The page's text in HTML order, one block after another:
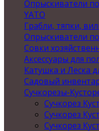
Опрыскиватели
YATO
Грабли, тяпки,
Опрыскиватели
Совки
Аксессуары для
Катушка и Леска
Садовый
Сучкорезы-
Сучкорез
Сучкорез
Сучкорез